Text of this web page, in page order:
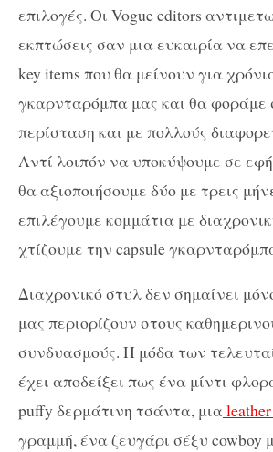
επιλογές. Οι Vogue editors
εκπτώσεις σαν μια ευκαιρία να
key items που θα μείνουν για
γκαρνταρόμπα μας και θα φοράμε
περίσταση και με πολλούς
Αντί λοιπόν να υποκύψουμε σε
θα αξιοποιήσουμε δύο με τρεις
επιλέγουμε κομμάτια με
χτίζουμε την capsule
Διαχρονικό στυλ δεν σημαίνει
μας περιορίζουν στους
συνδυασμούς. Η μόδα των
έχει αποδείξει πως ένα μίντι
puffy δερμάτινη τσάντα, μια
γραμμή, ένα ζευγάρι σέξυ cowboy